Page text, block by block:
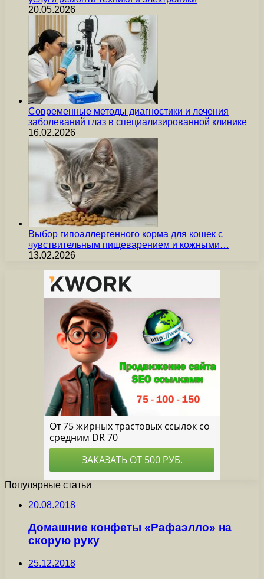
20.05.2026
Современные методы диагностики и лечения
заболеваний глаз в специализированной клинике
16.02.2026
Выбор гипоаллергенного корма для кошек с
чувствительным пищеварением и кожными…
13.02.2026
Популярные статьи
20.08.2018
Домашние конфеты «Рафаэлло» на
скорую руку
25.12.2018